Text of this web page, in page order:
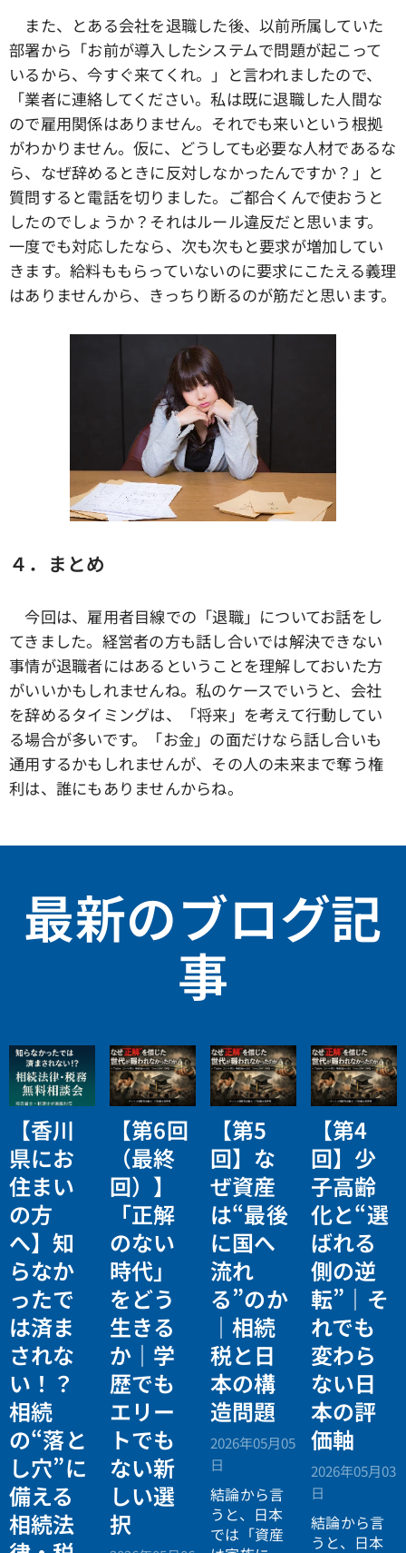
また、とある会社を退職した後、以前所属していた
部署から「お前が導入したシステムで問題が起こって
いるから、今すぐ来てくれ。」と言われましたので、
「業者に連絡してください。私は既に退職した人間な
ので雇用関係はありません。それでも来いという根拠
がわかりません。仮に、どうしても必要な人材であるな
ら、なぜ辞めるときに反対しなかったんですか？」と
質問すると電話を切りました。ご都合くんで使おうと
したのでしょうか？それはルール違反だと思います。
一度でも対応したなら、次も次もと要求が増加してい
きます。給料ももらっていないのに要求にこたえる義理
はありませんから、きっちり断るのが筋だと思います。
４．まとめ
今回は、雇用者目線での「退職」についてお話をし
てきました。経営者の方も話し合いでは解決できない
事情が退職者にはあるということを理解しておいた方
がいいかもしれませんね。私のケースでいうと、会社
を辞めるタイミングは、「将来」を考えて行動してい
る場合が多いです。「お金」の面だけなら話し合いも
通用するかもしれませんが、その人の未来まで奪う権
利は、誰にもありませんからね。
最新のブログ記
事
【香川
県にお
住まい
の方
へ】知
らなか
ったで
は済ま
されな
い！？
相続
の“落と
し穴”に
備える
相続法
【第6回
（最終
回）】
「正解
のない
時代」
をどう
生きる
か｜学
歴でも
エリー
トでも
ない新
しい選
択
【第5
回】な
ぜ資産
は“最後
に国へ
流れ
る”のか
｜相続
税と日
本の構
造問題
2026年05月05
日
結論から言
うと、日本
では「資産
【第4
回】少
子高齢
化と“選
ばれる
側の逆
転”｜そ
れでも
変わら
ない日
本の評
価軸
2026年05月03
日
結論から言
うと、日本